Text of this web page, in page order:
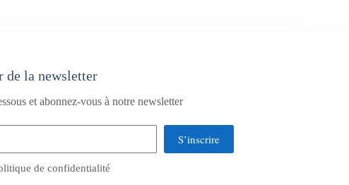
de la newsletter
et abonnez-vous à notre newsletter
S’inscrire
de confidentialité